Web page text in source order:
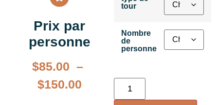
Prix par
personne
$85.00 –
$150.00
tour
Nombre
de
personne